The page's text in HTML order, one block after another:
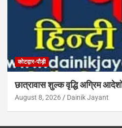
कोटद्वार-पौड़ी
छात्रावास शुल्क वृद्धि अग्रिम
August 8, 2026 Dainik Jayant